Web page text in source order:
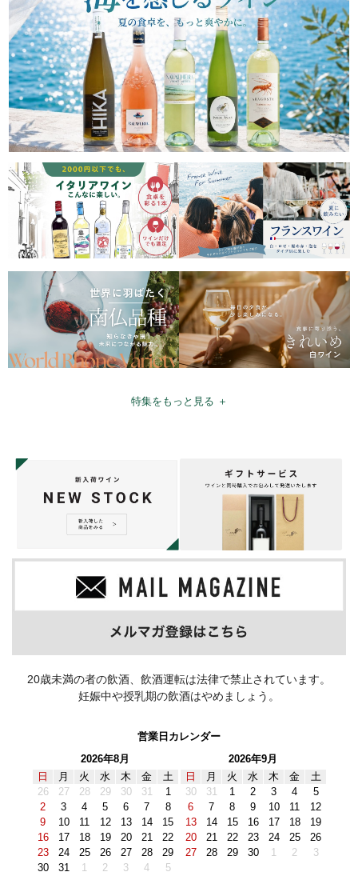
特集をもっと見る ＋
20歳未満の者の飲酒、飲酒運転は法律で禁止されています。
妊娠中や授乳期の飲酒はやめましょう。
営業日カレンダー
2026年8月
日
月 火 水 木 金
土
26
27 28 29 30 31
1
2
3 4 5 6 7
8
9
10 11 12 13 14
15
16
17 18 19 20 21
22
23
24 25 26 27 28
29
30
31 1 2 3 4 5
2026年9月
日
月 火 水 木 金
土
30
31 1 2 3 4
5
6
7 8 9 10 11
12
13
14 15 16 17 18
19
20
21 22 23 24 25
26
27
28 29 30 1 2 3